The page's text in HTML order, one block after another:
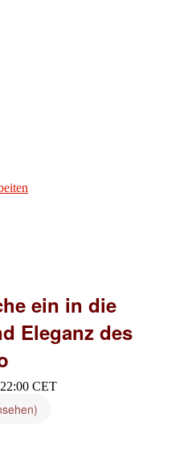
ein in die
Eleganz des
22:00 CET